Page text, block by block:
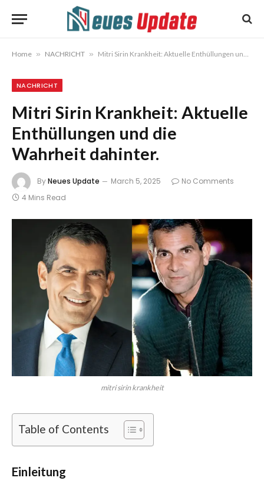
Home » NACHRICHT » Mitri Sirin Krankheit: Aktuelle Enthüllungen und die Wahrheit dahinter.
NACHRICHT
Mitri Sirin Krankheit: Aktuelle
Enthüllungen und die
Wahrheit dahinter.
ByNeues Update March 5, 2025
No Comments
4 Mins Read
mitri sirin krankheit
Table of Contents
Einleitung